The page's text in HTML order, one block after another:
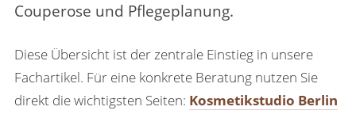
Couperose und Pflegeplanung.
Diese Übersicht ist der zentrale Einstieg in unsere
Fachartikel. Für eine konkrete Beratung nutzen Sie
direkt die wichtigsten Seiten: Kosmetikstudio Berlin